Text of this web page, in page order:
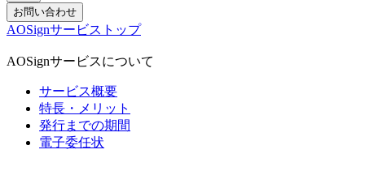
お問い合わせ
AOSignサービストップ
AOSignサービスについて
サービス概要
特長・メリット
発行までの期間
電子委任状